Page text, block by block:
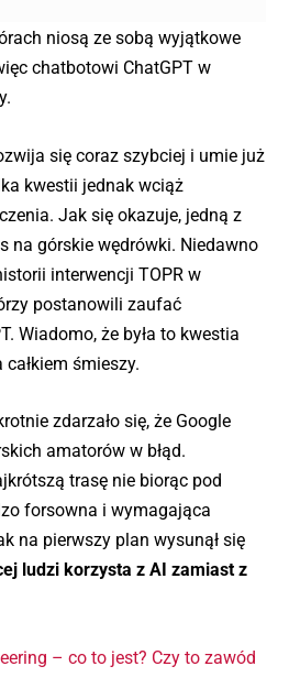
niosą ze sobą wyjątkowe
chatbotowi ChatGPT w
się coraz szybciej i umie już
kwestii jednak wciąż
Jak się okazuje, jedną z
na górskie wędrówki. Niedawno
interwencji TOPR w
postanowili zaufać
Wiadomo, że była to kwestia
śmieszy.
zdarzało się, że Google
amatorów w błąd.
trasę nie biorąc pod
forsowna i wymagająca
na pierwszy plan wysunął się
ludzi korzysta z AI zamiast z
– co to jest? Czy to zawód